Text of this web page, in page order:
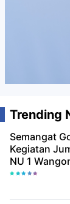
Trending
Semangat
Kegiatan
NU 1